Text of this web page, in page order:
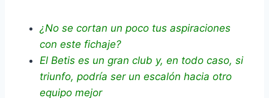
¿No se cortan un poco tus aspiraciones
con este fichaje?
El Betis es un gran club y, en todo caso, si
triunfo, podría ser un escalón hacia otro
equipo mejor